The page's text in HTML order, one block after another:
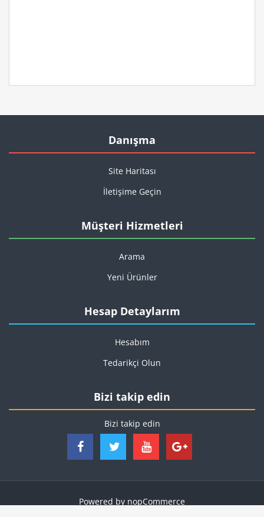
Danışma
Site Haritası
İletişime Geçin
Müşteri Hizmetleri
Arama
Yeni Ürünler
Hesap Detaylarım
Hesabım
Tedarikçi Olun
Bizi takip edin
Bizi takip edin
Powered by nopCommerce